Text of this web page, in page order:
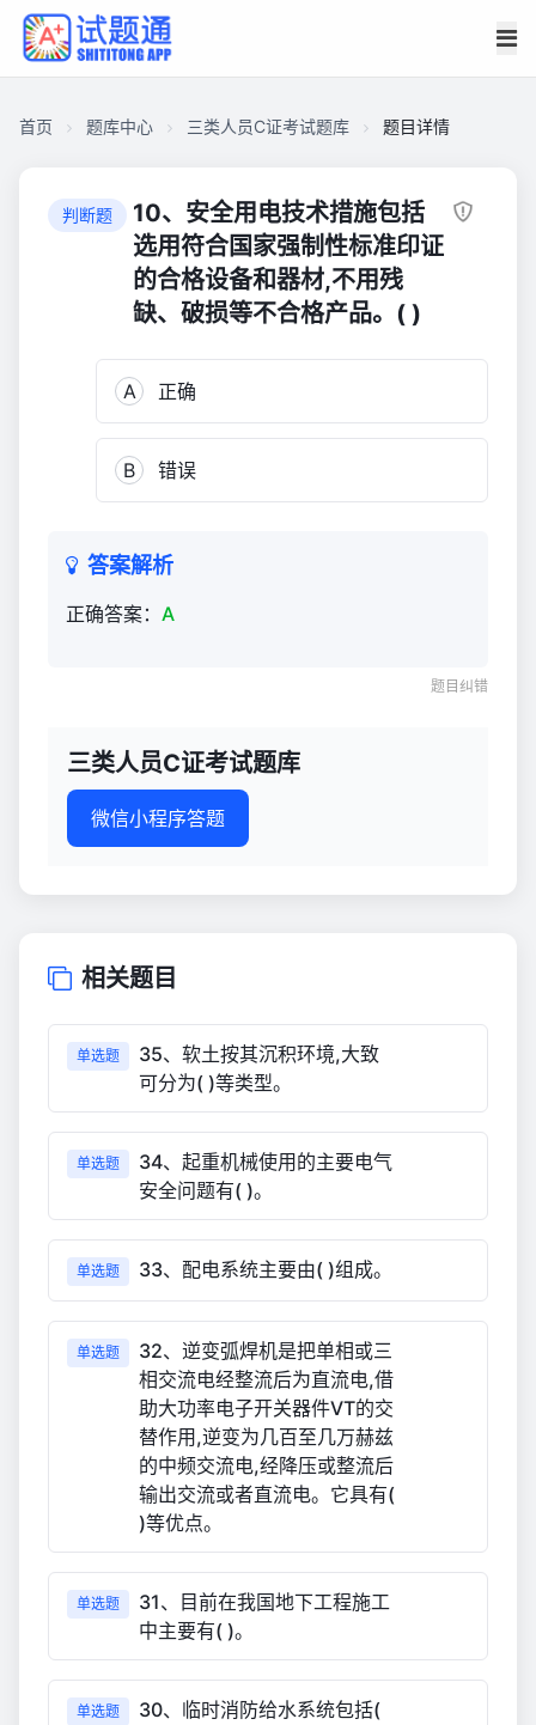
首页 题库中心 三类人员C证考试题库 题目详情
判断题
10、安全用电技术措施包括
选用符合国家强制性标准印证
的合格设备和器材,不用残
缺、破损等不合格产品。( )
A 正确
B 错误
答案解析
正确答案： A
题目纠错
三类人员C证考试题库
微信小程序答题
相关题目
单选题
35、软土按其沉积环境,大致
可分为( )等类型。
单选题
34、起重机械使用的主要电气
安全问题有( )。
单选题 33、配电系统主要由( )组成。
单选题
32、逆变弧焊机是把单相或三
相交流电经整流后为直流电,借
助大功率电子开关器件VT的交
替作用,逆变为几百至几万赫兹
的中频交流电,经降压或整流后
输出交流或者直流电。它具有(
)等优点。
单选题
31、目前在我国地下工程施工
中主要有( )。
单选题
30、临时消防给水系统包括(